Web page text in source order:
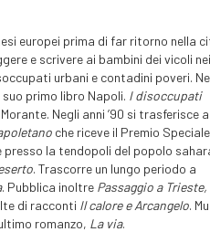
europei prima di far ritorno nella
e scrivere ai bambini dei vicoli nei
urbani e contadini poveri.
primo libro Napoli. I disoccupati
Negli anni ’90 si trasferisce
che riceve il Premio
presso la tendopoli del popolo
. Trascorre un lungo periodo a
. Pubblica inoltre Passaggio a Trieste,
di racconti Il calore e Arcangelo.
romanzo, La via.